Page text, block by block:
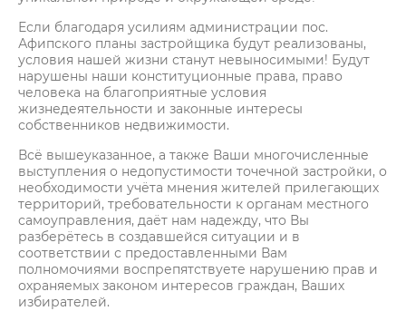
Если благодаря усилиям администрации пос.
Афипского планы застройщика будут реализованы,
условия нашей жизни станут невыносимыми! Будут
нарушены наши конституционные права, право
человека на благоприятные условия
жизнедеятельности и законные интересы
собственников недвижимости.
Всё вышеуказанное, а также Ваши многочисленные
выступления о недопустимости точечной застройки, о
необходимости учёта мнения жителей прилегающих
территорий, требовательности к органам местного
самоуправления, даёт нам надежду, что Вы
разберётесь в создавшейся ситуации и в
соответствии с предоставленными Вам
полномочиями воспрепятствуете нарушению прав и
охраняемых законом интересов граждан, Ваших
избирателей.